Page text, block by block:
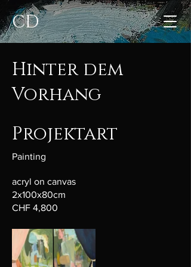
CD
Hinter dem
Vorhang
Projektart
Painting
acryl on canvas
2x100x80cm
CHF 4,800